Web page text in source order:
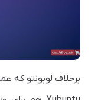
برخلاف لوبونتو